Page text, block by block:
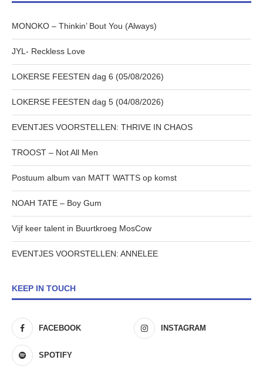
MONOKO – Thinkin’ Bout You (Always)
JYL- Reckless Love
LOKERSE FEESTEN dag 6 (05/08/2026)
LOKERSE FEESTEN dag 5 (04/08/2026)
EVENTJES VOORSTELLEN: THRIVE IN CHAOS
TROOST – Not All Men
Postuum album van MATT WATTS op komst
NOAH TATE – Boy Gum
Vijf keer talent in Buurtkroeg MosCow
EVENTJES VOORSTELLEN: ANNELEE
KEEP IN TOUCH
FACEBOOK INSTAGRAM
SPOTIFY